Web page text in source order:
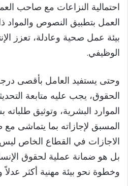
احتمالية النزاعات مع صاحب
العمل بتطبيق النصوص
بيئة عمل صحية وعادلة، تعزز
الوظيفي.
وحتى يستفيد العامل بأقصى
الحقوق، يجب عليه متابعة
الموارد البشرية، وتوثيق
المسبق لإجازاته بما يتماشى
الاجازات في القطاع الخاص
بل هو ضمانة عملية لحقوق
وخطوة نحو بيئة مهنية أكثر عدلاً